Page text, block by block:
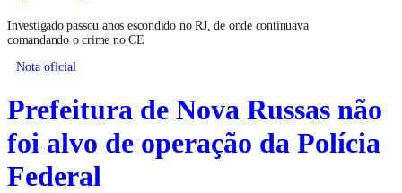
Investigado passou anos escondido no RJ, de onde continuava
comandando o crime no CE
Nota oficial
Prefeitura de Nova Russas não
foi alvo de operação da Polícia
Federal